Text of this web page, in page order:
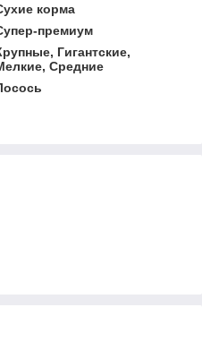
корма
премиум
Гигантские,
Средние